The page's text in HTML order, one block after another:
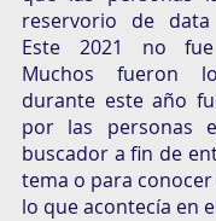
reservorio de data
Este 2021 no
Muchos fueron
durante este año
por las personas
buscador a fin de
tema o para
lo que acontecía en